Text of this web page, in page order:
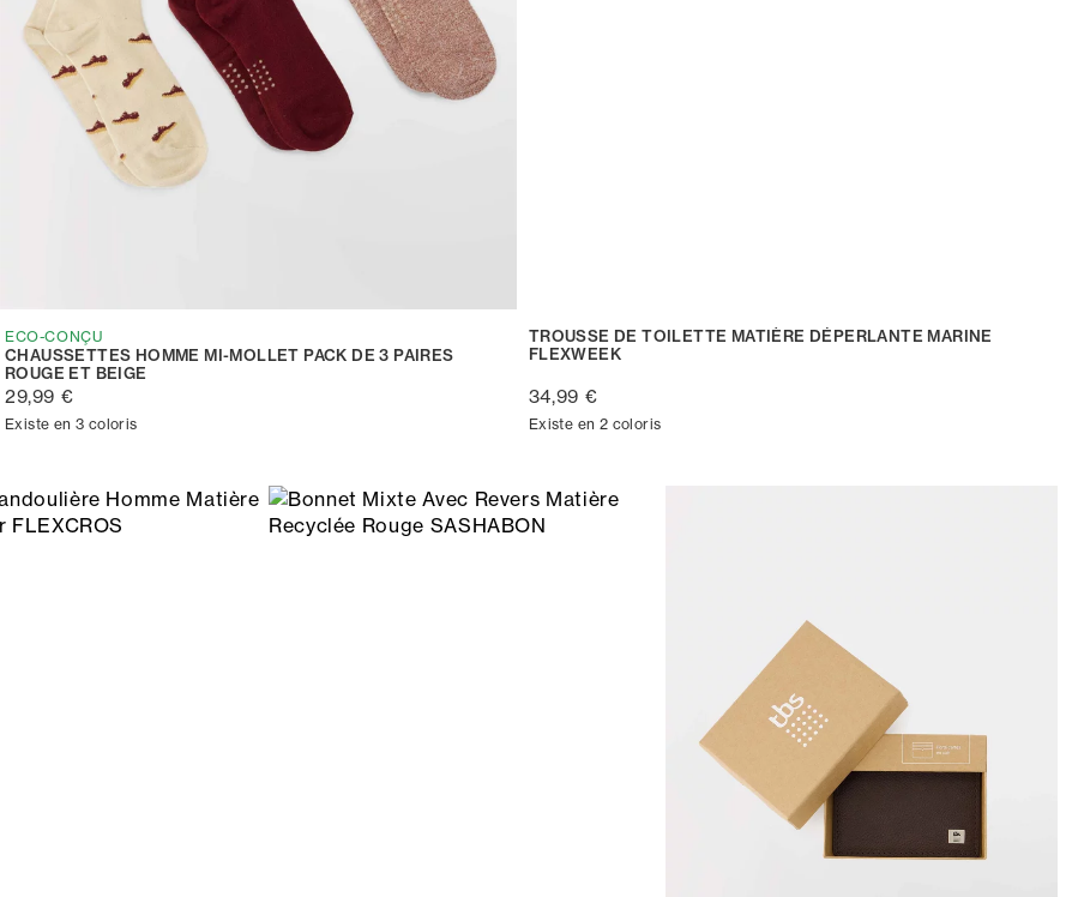
ECO-CONÇU
CHAUSSETTES HOMME MI-MOLLET PACK DE 3 PAIRES
ROUGE ET BEIGE
29,99 €
Existe en 3 coloris
TROUSSE DE TOILETTE MATIÈRE DÉPERLANTE MARINE
FLEXWEEK
34,99 €
Existe en 2 coloris